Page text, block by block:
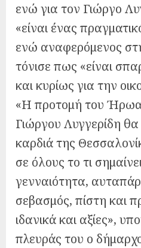
ενώ για τον Γιώργο
«είναι ένας
ενώ αναφερόμενος
τόνισε πως «είναι
και κυρίως για την
«Η προτομή του
Γιώργου Λυγγερίδη
καρδιά της
σε όλους το τι
γενναιότητα,
σεβασμός, πίστη και
ιδανικά και αξίες»,
πλευράς του ο